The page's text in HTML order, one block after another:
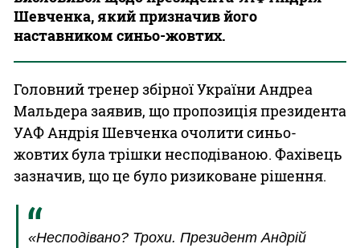
Шевченка, який призначив його
наставником синьо-жовтих.
Головний тренер збірної України Андреа
Мальдера заявив, що пропозиція президента
УАФ Андрія Шевченка очолити синьо-
жовтих була трішки несподіваною. Фахівець
зазначив, що це було ризиковане рішення.
«Несподівано? Трохи. Президент Андрій